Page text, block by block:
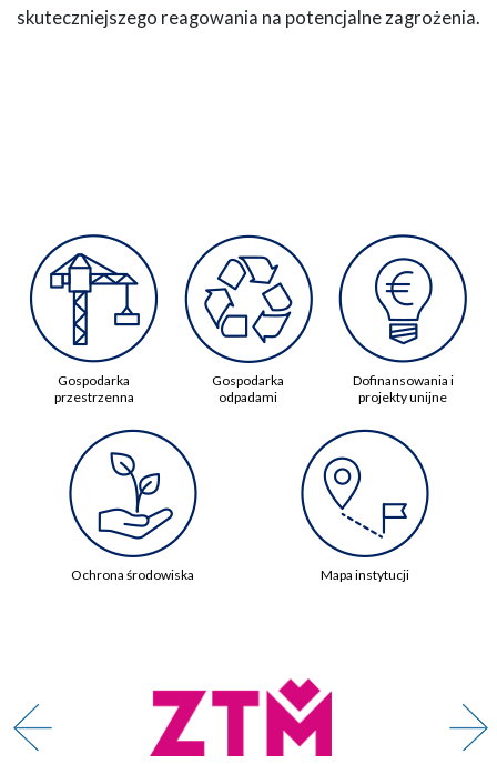
skuteczniejszego reagowania na potencjalne zagrożenia.
Gospodarka
przestrzenna
Gospodarka
odpadami
Dofinansowania i
projekty unijne
Ochrona środowiska Mapa instytucji